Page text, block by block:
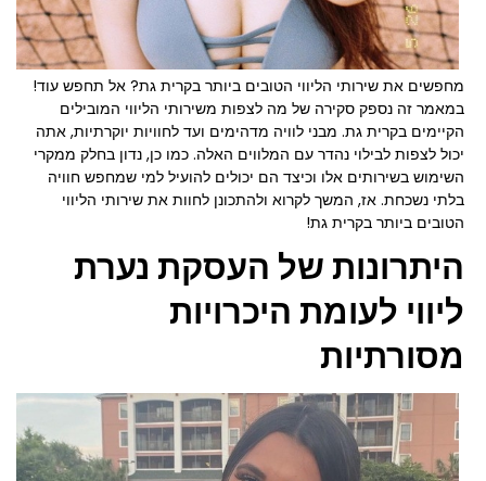
מחפשים את שירותי הליווי הטובים ביותר בקרית גת? אל תחפש עוד!
במאמר זה נספק סקירה של מה לצפות משירותי הליווי המובילים
הקיימים בקרית גת. מבני לוויה מדהימים ועד לחוויות יוקרתיות, אתה
יכול לצפות לבילוי נהדר עם המלווים האלה. כמו כן, נדון בחלק ממקרי
השימוש בשירותים אלו וכיצד הם יכולים להועיל למי שמחפש חוויה
בלתי נשכחת. אז, המשך לקרוא ולהתכונן לחוות את שירותי הליווי
הטובים ביותר בקרית גת!
היתרונות של העסקת נערת
ליווי לעומת היכרויות
מסורתיות